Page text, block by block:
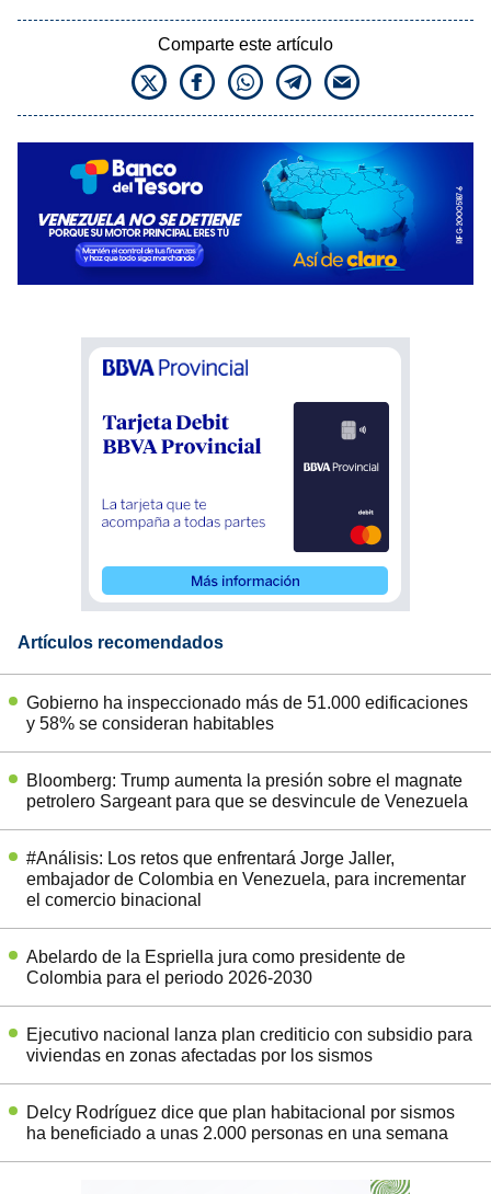
Comparte este artículo
Artículos recomendados
Gobierno ha inspeccionado más de 51.000 edificaciones
y 58% se consideran habitables
Bloomberg: Trump aumenta la presión sobre el magnate
petrolero Sargeant para que se desvincule de Venezuela
#Análisis: Los retos que enfrentará Jorge Jaller,
embajador de Colombia en Venezuela, para incrementar
el comercio binacional
Abelardo de la Espriella jura como presidente de
Colombia para el periodo 2026-2030
Ejecutivo nacional lanza plan crediticio con subsidio para
viviendas en zonas afectadas por los sismos
Delcy Rodríguez dice que plan habitacional por sismos
ha beneficiado a unas 2.000 personas en una semana